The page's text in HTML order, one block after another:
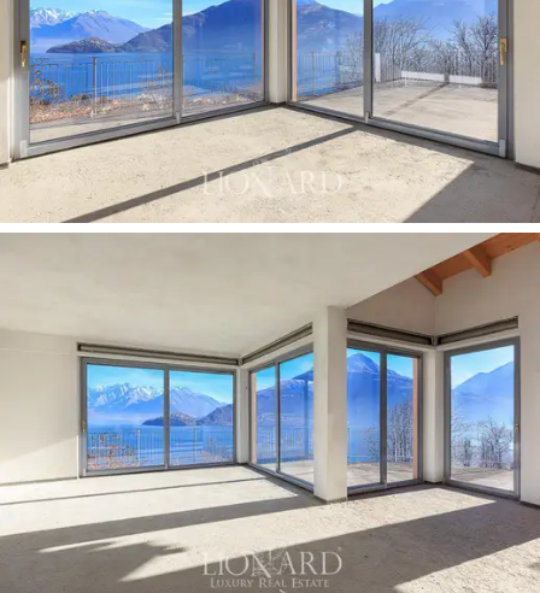
这座待售的精美全景别墅是奢华与宁静的瑰宝，
沉浸在科莫湖未受污染的美景中。 位置的独特
性，加上建筑品质和对内部和外部空间的照顾，
使该房产成为一个难得而宝贵的机会。 该别墅代
表着一个独特的避难所，一个奢华与自然完美和
谐共存的地方，在意大利最著名的湖畔提供前所